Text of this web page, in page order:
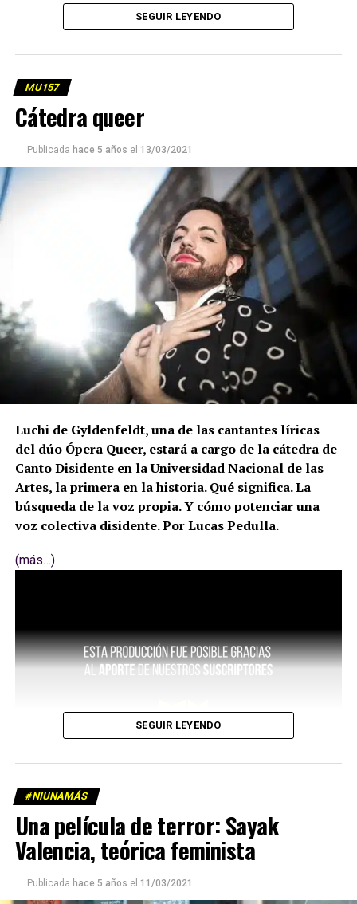
SEGUIR LEYENDO
MU157
Cátedra queer
Publicada hace 5 años el 13/03/2021
Luchi de Gyldenfeldt, una de las cantantes líricas
del dúo Ópera Queer, estará a cargo de la cátedra de
Canto Disidente en la Universidad Nacional de las
Artes, la primera en la historia. Qué significa. La
búsqueda de la voz propia. Y cómo potenciar una
voz colectiva disidente. Por Lucas Pedulla.
(más…)
SEGUIR LEYENDO
#NIUNAMÁS
Una película de terror: Sayak
Valencia, teórica feminista
Publicada hace 5 años el 11/03/2021